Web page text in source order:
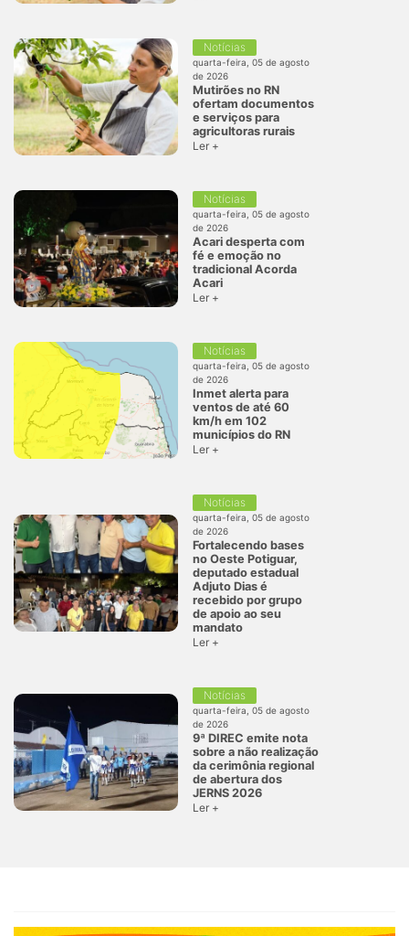
Notícias
quarta-feira, 05 de agosto
de 2026
Mutirões no RN
ofertam documentos
e serviços para
agricultoras rurais
Ler +
Notícias
quarta-feira, 05 de agosto
de 2026
Acari desperta com
fé e emoção no
tradicional Acorda
Acari
Ler +
Notícias
quarta-feira, 05 de agosto
de 2026
Inmet alerta para
ventos de até 60
km/h em 102
municípios do RN
Ler +
Notícias
quarta-feira, 05 de agosto
de 2026
Fortalecendo bases
no Oeste Potiguar,
deputado estadual
Adjuto Dias é
recebido por grupo
de apoio ao seu
mandato
Ler +
Notícias
quarta-feira, 05 de agosto
de 2026
9ª DIREC emite nota
sobre a não realização
da cerimônia regional
de abertura dos
JERNS 2026
Ler +